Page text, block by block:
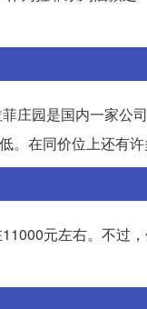
庄园是国内一家公
在同价位上还有许
元左右。不过